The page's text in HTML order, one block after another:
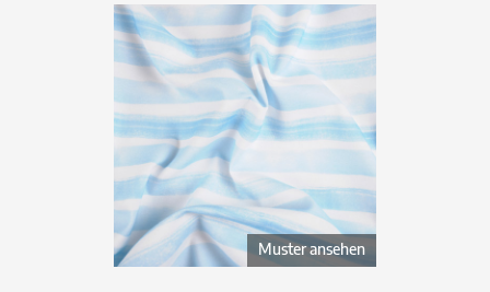
Muster ansehen